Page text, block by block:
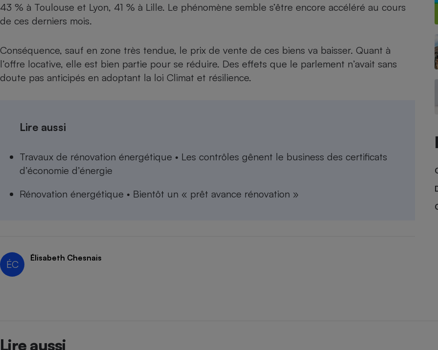
43 % à Toulouse et Lyon, 41 % à Lille. Le phénomène semble s’être encore accéléré au cours
de ces derniers mois.
Conséquence, sauf en zone très tendue, le prix de vente de ces biens va baisser. Quant à
l’offre locative, elle est bien partie pour se réduire. Des effets que le parlement n’avait sans
doute pas anticipés en adoptant la loi Climat et résilience.
Lire aussi
Travaux de rénovation énergétique • Les contrôles gênent le business des certificats
d’économie d’énergie
Rénovation énergétique • Bientôt un « prêt avance rénovation »
ÉC
Élisabeth Chesnais
Lire aussi
bouteille de champagne
Banque en ligne
Lave-linge
induction
Téléviseur Ordinateur portable
Antimoustique